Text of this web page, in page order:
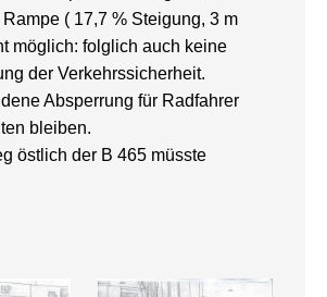
( 17,7 % Steigung, 3 m
möglich: folglich auch keine
der Verkehrssicherheit.
Absperrung für Radfahrer
bleiben.
östlich der B 465 müsste